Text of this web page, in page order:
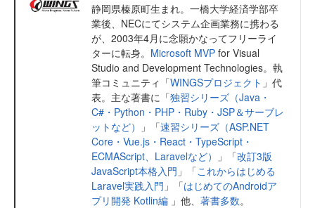
静岡県榛原町生まれ。一橋大学経済学部卒
業後、NECにてシステム企画業務に携わる
が、2003年4月に念願かなってフリーライ
ターに転身。 Microsoft MVP for Visual
Studio and Development Technologies。執
筆コミュニティ「WINGSプロジェクト 」代
表。主な著書に「独習シリーズ（Java・
C#・Python・PHP・Ruby・JSP＆サーブレ
ットなど）
」「速習シリーズ（ASP.NET
Core・Vue.js・React・TypeScript・
ECMAScript、Laravelなど）
」「改訂3版
JavaScript本格入門 」「これからはじめる
Laravel実践入門 」「はじめてのAndroidア
プリ開発 Kotlin編 」他、 著書多数。